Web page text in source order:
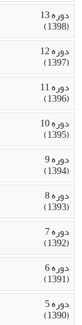
دوره 13
(1398)
دوره 12
(1397)
دوره 11
(1396)
دوره 10
(1395)
دوره 9
(1394)
دوره 8
(1393)
دوره 7
(1392)
دوره 6
(1391)
دوره 5
(1390)